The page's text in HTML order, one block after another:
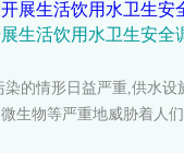
生活饮用水卫生安全
染的情形日益严重,供水设
生物等严重地威胁着人们